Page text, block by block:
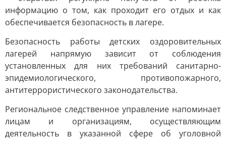
информацию о том, как проходит его отдых и как
обеспечивается безопасность в лагере.
Безопасность работы детских оздоровительных
лагерей напрямую зависит от соблюдения
установленных для них требований санитарно-
эпидемиологического, противопожарного,
антитеррористического законодательства.
Региональное следственное управление напоминает
лицам и организациям, осуществляющим
деятельность в указанной сфере об уголовной